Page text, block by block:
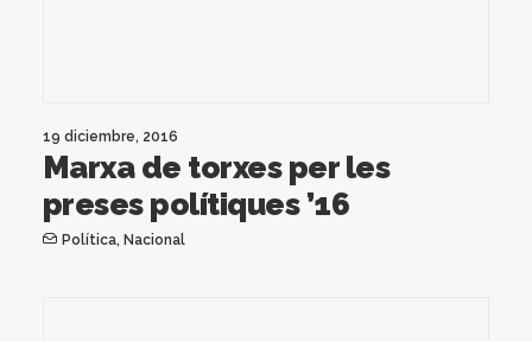
19 diciembre, 2016
Marxa de torxes per les
preses polítiques ’16
Política, Nacional